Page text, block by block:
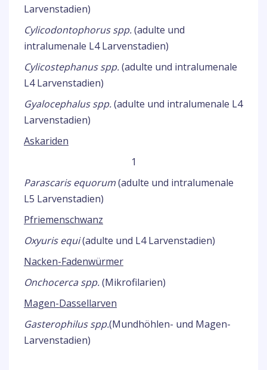
Larvenstadien)
Cylicodontophorus spp.(adulte und
intralumenale L4 Larvenstadien)
Cylicostephanus spp.(adulte und intralumenale
L4 Larvenstadien)
Gyalocephalus spp.(adulte und intralumenale L4
Larvenstadien)
Askariden
1
Parascaris equorum(adulte und intralumenale
L5 Larvenstadien)
Pfriemenschwanz
Oxyuris equi(adulte und L4 Larvenstadien)
Nacken-Fadenwürmer
Onchocerca spp.(Mikrofilarien)
Magen-Dassellarven
Gasterophilus spp.(Mundhöhlen- und Magen-
Larvenstadien)